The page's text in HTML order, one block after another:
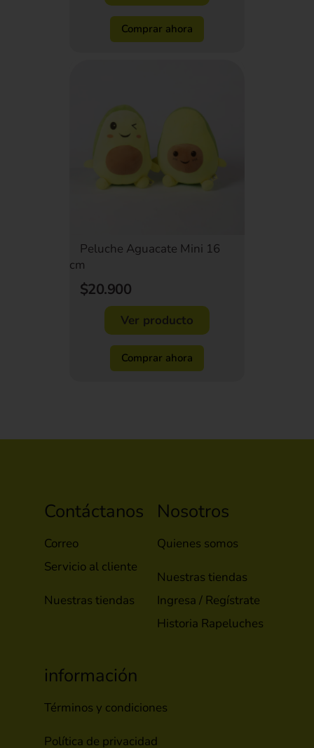
Comprar ahora
Peluche Aguacate Mini 16
cm
$20.900
Ver producto
Comprar ahora
Contáctanos
Correo
Servicio al cliente
Nuestras tiendas
Nosotros
Quienes somos
Nuestras tiendas
Ingresa / Regístrate
Historia Rapeluches
información
Términos y condiciones
Política de privacidad